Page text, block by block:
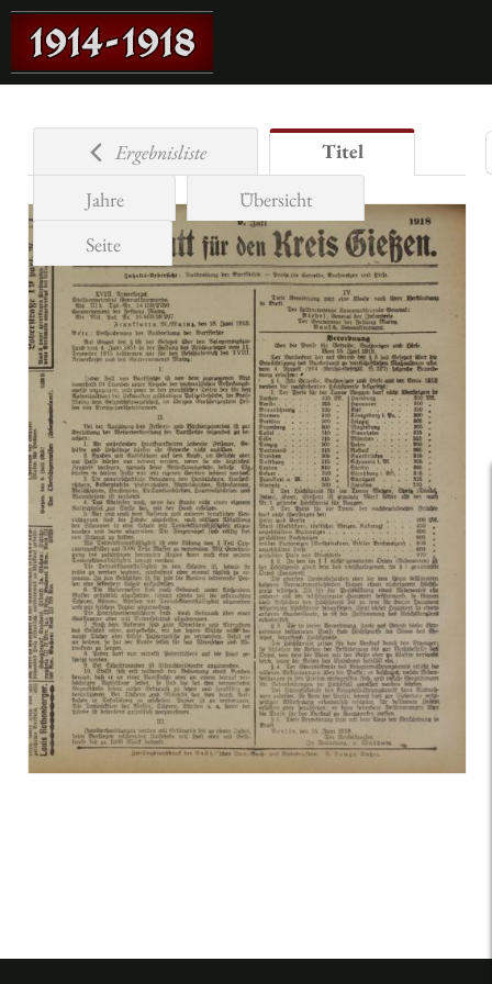
Ergebnisliste
Titel
Jahre
Übersicht
Seite